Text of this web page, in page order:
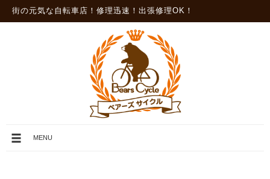
街の元気な自転車店！修理迅速！出張修理OK！
メ
MENU